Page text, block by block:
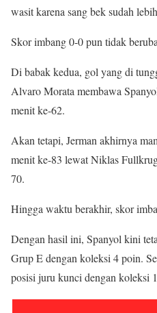
wasit karena sang bek sudah
Skor imbang 0-0 pun tidak
Di babak kedua, gol yang di
Alvaro Morata membawa
menit ke-62.
Akan tetapi, Jerman akhirnya
menit ke-83 lewat Niklas
70.
Hingga waktu berakhir, skor
Dengan hasil ini, Spanyol kini
Grup E dengan koleksi 4 poin.
posisi juru kunci dengan koleksi